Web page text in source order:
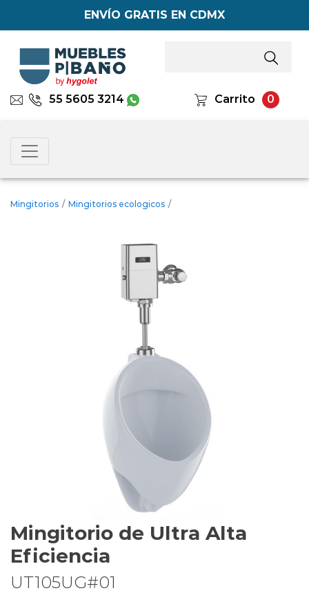
ENVÍO GRATIS EN CDMX
55 5605 3214 Carrito 0
Mingitorios / Mingitorios ecologicos /
Mingitorio de Ultra Alta
Eficiencia
UT105UG#01